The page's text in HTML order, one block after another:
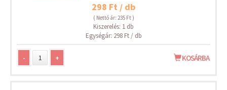
298 Ft / db
( Nettó ár: 235 Ft )
Kiszerelés: 1 db
Egységár: 298 Ft / db
- + KOSÁRBA